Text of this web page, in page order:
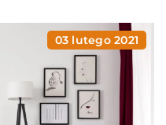
03 lutego 2021